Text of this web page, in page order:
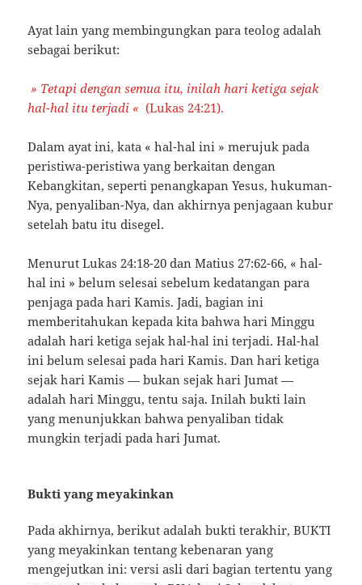
Ayat lain yang membingungkan para teolog adalah
sebagai berikut:
» Tetapi dengan semua itu, inilah hari ketiga sejak
hal-hal itu terjadi « (Lukas 24:21).
Dalam ayat ini, kata « hal-hal ini » merujuk pada
peristiwa-peristiwa yang berkaitan dengan
Kebangkitan, seperti penangkapan Yesus, hukuman-
Nya, penyaliban-Nya, dan akhirnya penjagaan kubur
setelah batu itu disegel.
Menurut Lukas 24:18-20 dan Matius 27:62-66, « hal-
hal ini » belum selesai sebelum kedatangan para
penjaga pada hari Kamis. Jadi, bagian ini
memberitahukan kepada kita bahwa hari Minggu
adalah hari ketiga sejak hal-hal ini terjadi. Hal-hal
ini belum selesai pada hari Kamis. Dan hari ketiga
sejak hari Kamis — bukan sejak hari Jumat —
adalah hari Minggu, tentu saja. Inilah bukti lain
yang menunjukkan bahwa penyaliban tidak
mungkin terjadi pada hari Jumat.
Bukti yang meyakinkan
Pada akhirnya, berikut adalah bukti terakhir, BUKTI
yang meyakinkan tentang kebenaran yang
mengejutkan ini: versi asli dari bagian tertentu yang